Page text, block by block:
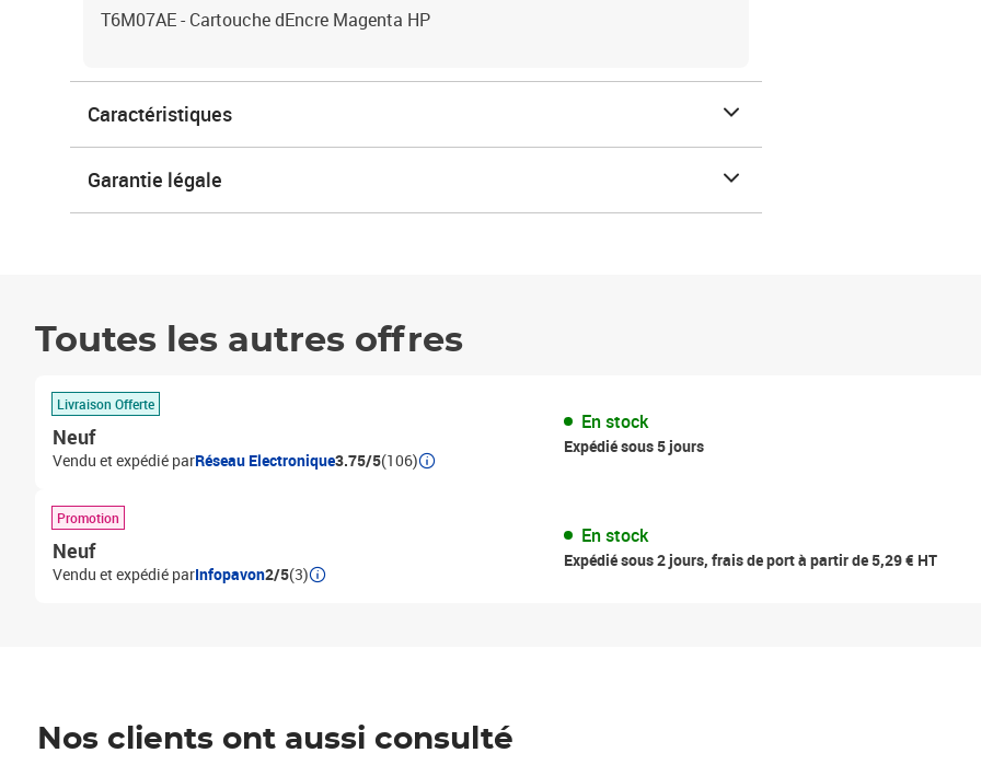
T6M07AE - Cartouche dEncre Magenta HP
Caractéristiques
Garantie légale
Toutes les autres offres
Livraison Offerte
Neuf
Vendu et expédié parRéseau Electronique3.75/5(106)
En stock
Expédié sous 5 jours
Promotion
Neuf
Vendu et expédié parInfopavon2/5(3)
En stock
Expédié sous 2 jours, frais de port à partir de 5,29 € HT
Nos clients ont aussi consulté